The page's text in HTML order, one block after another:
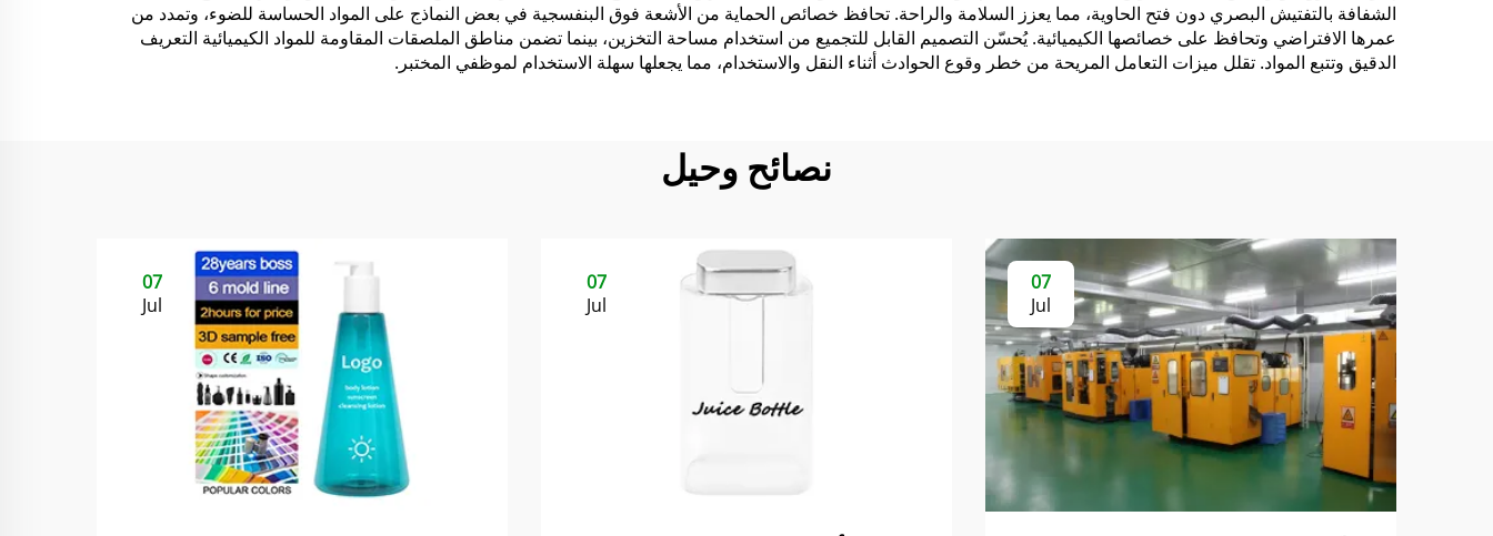
الشفافة بالتفتيش البصري دون فتح الحاوية، مما يعزز السلامة والراحة. تحافظ خصائص الحماية من الأشعة فوق البنفسجية في بعض النماذج على المواد الحساسة للضوء، وتمدد من
عمرها الافتراضي وتحافظ على خصائصها الكيميائية. يُحسّن التصميم القابل للتجميع من استخدام مساحة التخزين، بينما تضمن مناطق الملصقات المقاومة للمواد الكيميائية التعريف
الدقيق وتتبع المواد. تقلل ميزات التعامل المريحة من خطر وقوع الحوادث أثناء النقل والاستخدام، مما يجعلها سهلة الاستخدام لموظفي المختبر.
نصائح وحيل
07
Jul
07
Jul
07
Jul